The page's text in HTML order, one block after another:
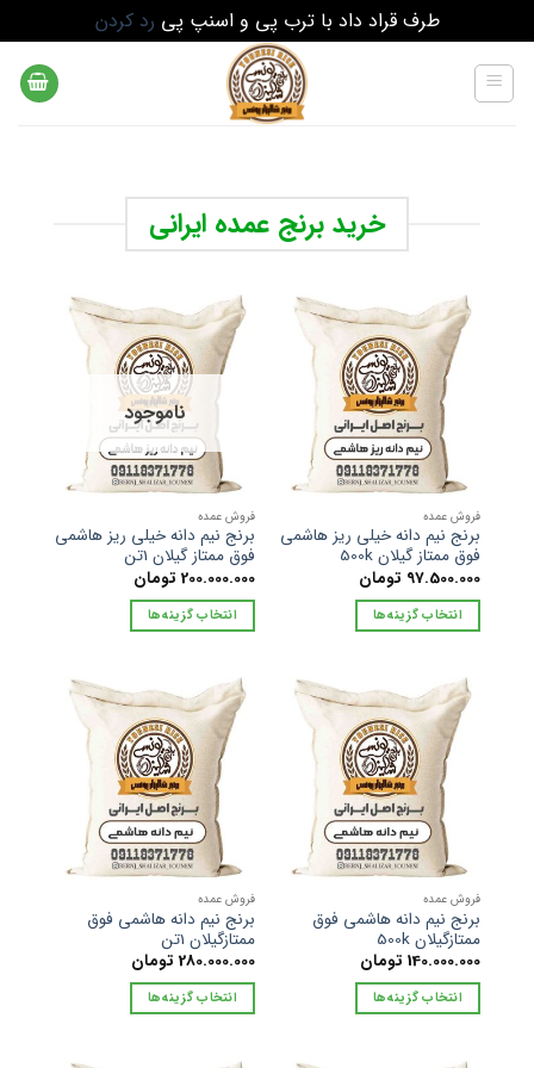
طرف قراد داد با ترب پی و اسنپ پی رد کردن
خرید برنج عمده ایرانی
فروش عمده
برنج نیم دانه خیلی ریز هاشمی
فوق ممتاز گیلان 500k
97.500.000 تومان
انتخاب گزینه‌ها
دارای
انواع
مختلفی
ممکن
است
در
صفحه
محصول
انتخاب
شوند
ناموجود
فروش عمده
برنج نیم دانه خیلی ریز هاشمی
فوق ممتاز گیلان 1تن
200.000.000 تومان
انتخاب گزینه‌ها
دارای
انواع
مختلفی
ممکن
است
در
صفحه
محصول
انتخاب
شوند
فروش عمده
برنج نیم دانه هاشمی فوق
ممتازگیلان 500k
140.000.000 تومان
انتخاب گزینه‌ها
فروش عمده
برنج نیم دانه هاشمی فوق
ممتازگیلان 1تن
280.000.000 تومان
انتخاب گزینه‌ها